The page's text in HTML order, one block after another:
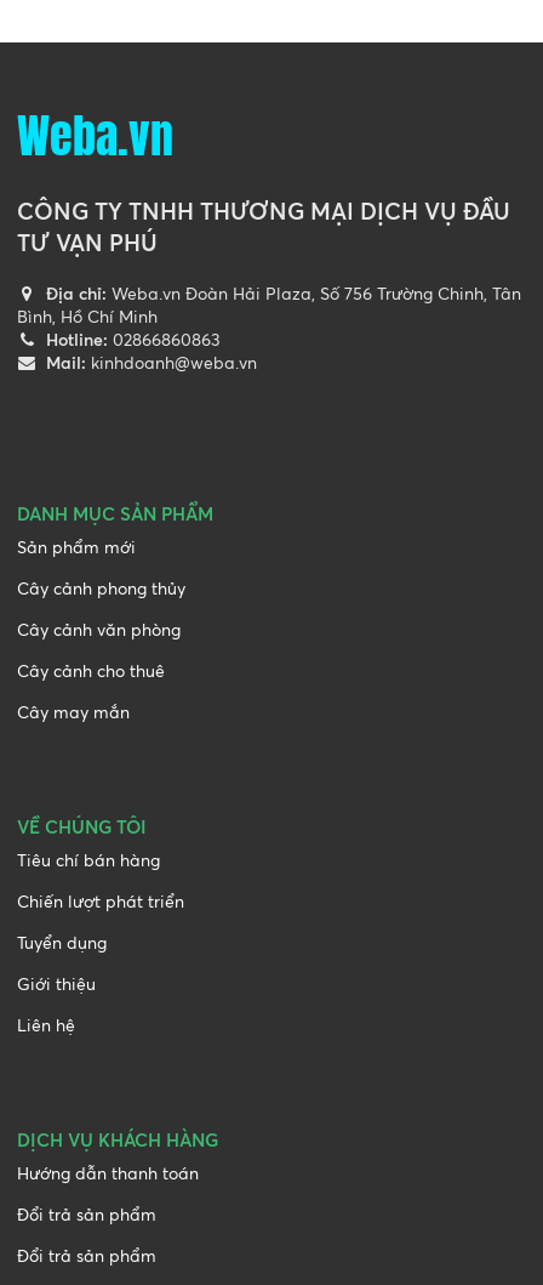
Weba.vn
CÔNG TY TNHH THƯƠNG MẠI DỊCH VỤ ĐẦU
TƯ VẠN PHÚ
Địa chỉ:Weba.vn Đoàn Hải Plaza, Số 756 Trường Chinh, Tân
Bình, Hồ Chí Minh
Hotline:02866860863
Mail: kinhdoanh@weba.vn
DANH MỤC SẢN PHẨM
Sản phẩm mới
Cây cảnh phong thủy
Cây cảnh văn phòng
Cây cảnh cho thuê
Cây may mắn
VỀ CHÚNG TÔI
Tiêu chí bán hàng
Chiến lượt phát triển
Tuyển dụng
Giới thiệu
Liên hệ
DỊCH VỤ KHÁCH HÀNG
Hướng dẫn thanh toán
Đổi trả sản phẩm
Đổi trả sản phẩm